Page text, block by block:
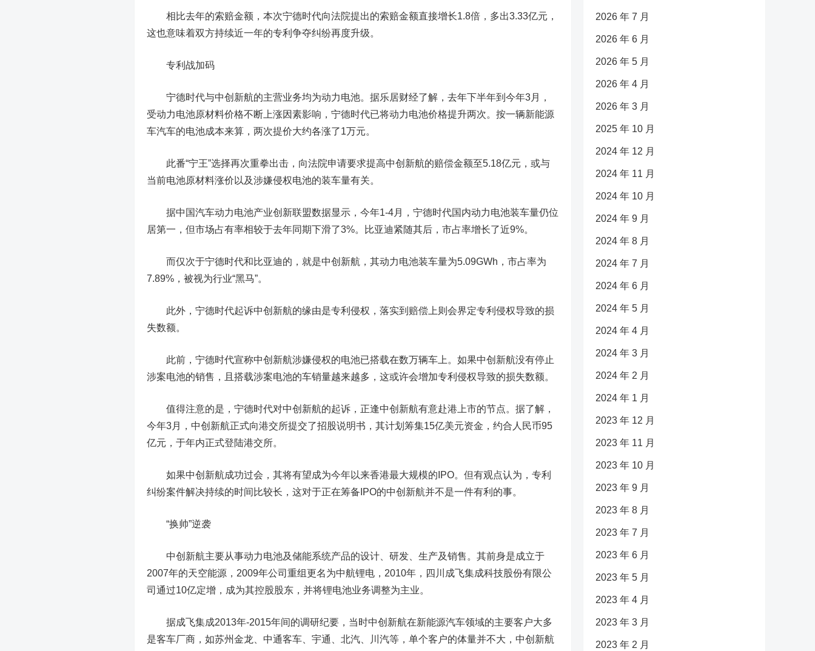
相比去年的索赔金额，本次宁德时代向法院提出的索赔金额直接增长1.8倍，多出3.33亿元，
这也意味着双方持续近一年的专利争夺纠纷再度升级。
专利战加码
宁德时代与中创新航的主营业务均为动力电池。据乐居财经了解，去年下半年到今年3月，
受动力电池原材料价格不断上涨因素影响，宁德时代已将动力电池价格提升两次。按一辆新能源
车汽车的电池成本来算，两次提价大约各涨了1万元。
此番“宁王”选择再次重拳出击，向法院申请要求提高中创新航的赔偿金额至5.18亿元，或与
当前电池原材料涨价以及涉嫌侵权电池的装车量有关。
据中国汽车动力电池产业创新联盟数据显示，今年1-4月，宁德时代国内动力电池装车量仍位
居第一，但市场占有率相较于去年同期下滑了3%。
比亚迪紧随其后，市占率增长了近9%。
而仅次于宁德时代和比亚迪的，就是中创新航，其动力电池装车量为5.09GWh，市占率为
7.89%，被视为行业“黑马”。
此外，宁德时代起诉中创新航的缘由是专利侵权，落实到赔偿上则会界定专利侵权导致的损
失数额。
此前，宁德时代宣称中创新航涉嫌侵权的电池已搭载在数万辆车上。如果中创新航没有停止
涉案电池的销售，且搭载涉案电池的车销量越来越多，这或许会增加专利侵权导致的损失数额。
值得注意的是， 宁德时代对中创新航的起诉，正逢中创新航有意赴港上市的节点。 据了解，
今年3月，中创新航正式向港交所提交了招股说明书，其计划筹集15亿美元资金，约合人民币95
亿元，于年内正式登陆港交所。
如果中创新航成功过会，其将有望成为今年以来香港最大规模的IPO。但有观点认为，专利
纠纷案件解决持续的时间比较长，这对于正在筹备IPO的中创新航并不是一件有利的事。
“换帅”逆袭
中创新航主要从事动力电池及储能系统产品的设计、研发、生产及销售。其前身是成立于
2007年的天空能源，2009年公司重组更名为中航锂电，2010年，四川
成飞集成科技股份有限公
司通过10亿定增，成为其控股股东，并将锂电池业务调整为主业。
据成飞集成2013年-2015年间的调研纪要，当时中创新航在新能源汽车领域的主要客户大多
是客车厂商，如苏州金龙、 中通客车 、宇通、北汽、川汽等，单个客户的体量并不大，中创新航
2026 年 7 月
2026 年 6 月
2026 年 5 月
2026 年 4 月
2026 年 3 月
2025 年 10 月
2024 年 12 月
2024 年 11 月
2024 年 10 月
2024 年 9 月
2024 年 8 月
2024 年 7 月
2024 年 6 月
2024 年 5 月
2024 年 4 月
2024 年 3 月
2024 年 2 月
2024 年 1 月
2023 年 12 月
2023 年 11 月
2023 年 10 月
2023 年 9 月
2023 年 8 月
2023 年 7 月
2023 年 6 月
2023 年 5 月
2023 年 4 月
2023 年 3 月
2023 年 2 月